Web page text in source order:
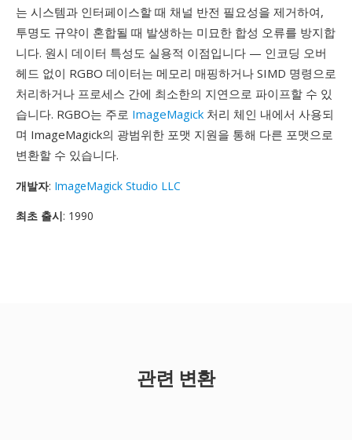
는 시스템과 인터페이스할 때 채널 반전 필요성을 제거하여,
투명도 규약이 혼합될 때 발생하는 미묘한 합성 오류를 방지합
니다. 원시 데이터 특성도 실용적 이점입니다 — 인코딩 오버
헤드 없이 RGBO 데이터는 메모리 매핑하거나 SIMD 명령으로
처리하거나 프로세스 간에 최소한의 지연으로 파이프할 수 있
습니다. RGBO는 주로 ImageMagick 처리 체인 내에서 사용되
며 ImageMagick의 광범위한 포맷 지원을 통해 다른 포맷으로
변환할 수 있습니다.
개발자: ImageMagick Studio LLC
최초 출시: 1990
관련 변환